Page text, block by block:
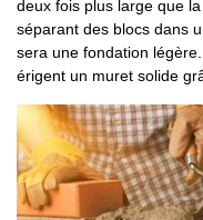
deux fois plus large que
séparant des blocs dans
sera une fondation
érigent un muret solide